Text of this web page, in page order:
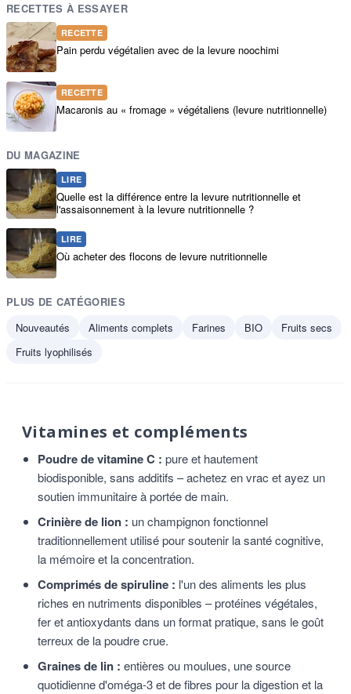
RECETTES À ESSAYER
RECETTE
Pain perdu végétalien avec de la levure noochimi
RECETTE
Macaronis au « fromage » végétaliens (levure nutritionnelle)
DU MAGAZINE
LIRE
Quelle est la différence entre la levure nutritionnelle et
l'assaisonnement à la levure nutritionnelle ?
LIRE
Où acheter des flocons de levure nutritionnelle
PLUS DE CATÉGORIES
Nouveautés
Aliments complets Farines BIO
Fruits secs
Fruits lyophilisés
Vitamines et compléments
Poudre de vitamine C : pure et hautement
biodisponible, sans additifs – achetez en vrac et ayez un
soutien immunitaire à portée de main.
Crinière de lion : un champignon fonctionnel
traditionnellement utilisé pour soutenir la santé cognitive,
la mémoire et la concentration.
Comprimés de spiruline : l'un des aliments les plus
riches en nutriments disponibles – protéines végétales,
fer et antioxydants dans un format pratique, sans le goût
terreux de la poudre crue.
Graines de lin : entières ou moulues, une source
quotidienne d'oméga-3 et de fibres pour la digestion et la